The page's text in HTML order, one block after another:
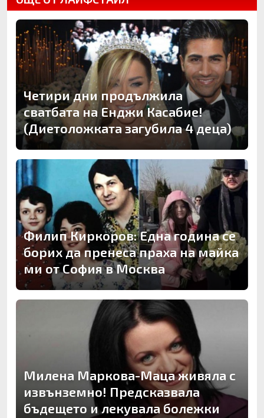
Четири дни продължила
сватбата на Енджи Касабие!
(Диетоложката загубила 4 деца)
Филип Киркоров: Една година се
борих да пренеса праха на майка
ми от София в Москва
Милена Маркова-Маца живяла с
извънземно! Предсказвала
бъдещето и лекувала болежки